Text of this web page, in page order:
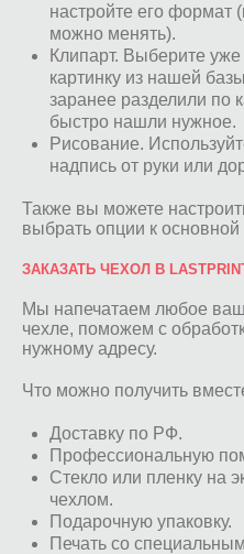
настройте его формат
можно менять).
Клипарт. Выберите
картинку из нашей
заранее разделили по
быстро нашли нужное.
Рисование.
надпись от руки или
Также вы можете
выбрать опции к
ЗАКАЗАТЬ ЧЕХОЛ В
Мы напечатаем любое
чехле, поможем с
нужному адресу.
Что можно получить
Доставку по РФ.
Профессиональную
Стекло или пленку на
чехлом.
Подарочную упаковку.
Печать со